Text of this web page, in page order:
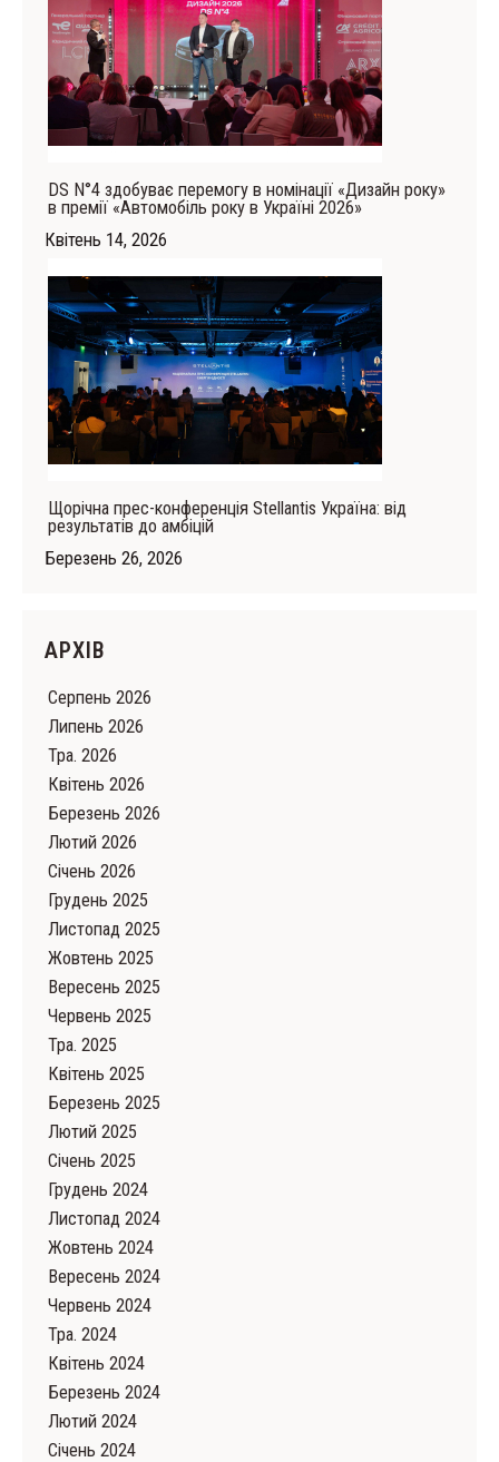
DS N°4 здобуває перемогу в номінації «Дизайн року»
в премії «Автомобіль року в Україні 2026»
Квітень 14, 2026
Щорічна прес-конференція Stellantis Україна: від
результатів до амбіцій
Березень 26, 2026
АРХІВ
Серпень 2026
Липень 2026
Тра. 2026
Квітень 2026
Березень 2026
Лютий 2026
Cічень 2026
Грудень 2025
Листопад 2025
Жовтень 2025
Вересень 2025
Червень 2025
Тра. 2025
Квітень 2025
Березень 2025
Лютий 2025
Cічень 2025
Грудень 2024
Листопад 2024
Жовтень 2024
Вересень 2024
Червень 2024
Тра. 2024
Квітень 2024
Березень 2024
Лютий 2024
Cічень 2024